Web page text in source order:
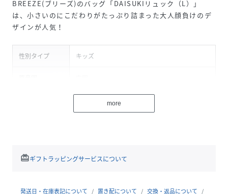
BREEZE(ブリーズ)のバッグ「DAISUKIリュック（L）」
は、小さいのにこだわりがたっぷり詰まった大人顔負けのデ
ザインが人気！
性別タイプ キッズ
more
redeemギフトラッピングサービスについて
発送日・在庫表記について 置き配について
交換・返品について